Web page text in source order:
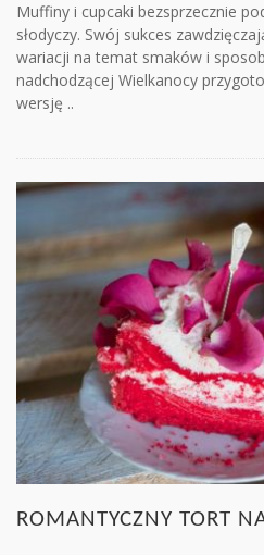
Muffiny i cupcaki bezsprzecznie
słodyczy. Swój sukces
wariacji na temat smaków i
nadchodzącej Wielkanocy
wersję ..
ROMANTYCZNY TORT